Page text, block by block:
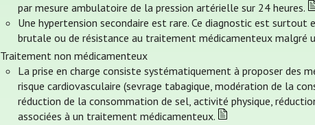
par mesure ambulatoire de la pression artérielle sur 24 heures.
Une hypertension secondaire est rare. Ce diagnostic est surtout
brutale ou de résistance au traitement médicamenteux malgré
Traitement non médicamenteux
La prise en charge consiste systématiquement à proposer des
risque cardiovasculaire (sevrage tabagique, modération de la
réduction de la consommation de sel, activité physique,
associées à un traitement médicamenteux.